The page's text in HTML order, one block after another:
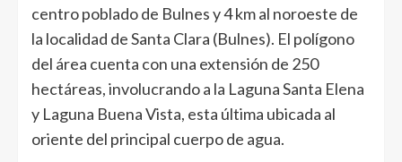
centro poblado de Bulnes y 4 km al noroeste de
la localidad de Santa Clara (Bulnes). El polígono
del área cuenta con una extensión de 250
hectáreas, involucrando a la Laguna Santa Elena
y Laguna Buena Vista, esta última ubicada al
oriente del principal cuerpo de agua.